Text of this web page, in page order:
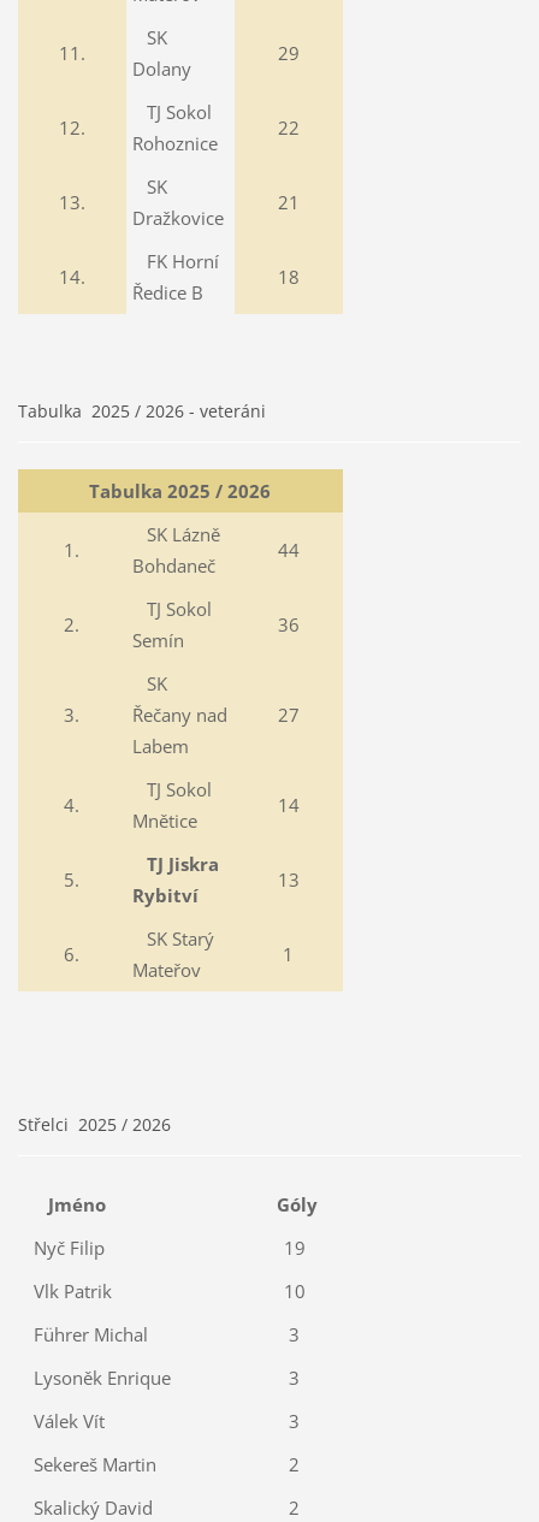
11.
SK
Dolany
29
12.
TJ Sokol
Rohoznice
22
13.
SK
Dražkovice
21
14.
FK Horní
Ředice B
18
Tabulka 2025 / 2026 - veteráni
Tabulka 2025 / 2026
1.
SK Lázně
Bohdaneč
44
2.
TJ Sokol
Semín
36
3.
SK
Řečany nad
Labem
27
4.
TJ Sokol
Mnětice
14
5.
TJ Jiskra
Rybitví
13
6.
SK Starý
Mateřov
1
Střelci 2025 / 2026
Jméno
Góly
Nyč Filip
19
Vlk Patrik
10
Führer Michal
3
Lysoněk Enrique
3
Válek Vít
3
Sekereš Martin
2
Skalický David
2